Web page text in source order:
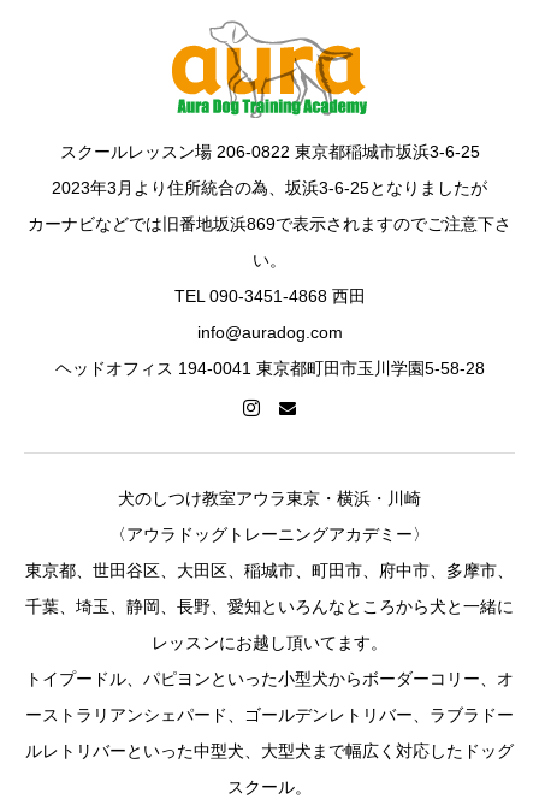
スクールレッスン場 206-0822 東京都稲城市坂浜3-6-25
2023年3月より住所統合の為、坂浜3-6-25となりましたが
カーナビなどでは旧番地坂浜869で表示されますのでご注意下さ
い。
TEL 090-3451-4868 西田
info@auradog.com
ヘッドオフィス 194-0041 東京都町田市玉川学園5-58-28
犬のしつけ教室アウラ東京・横浜・川崎
〈アウラドッグトレーニングアカデミー〉
東京都、世田谷区、大田区、稲城市、町田市、府中市、多摩市、
千葉、埼玉、静岡、長野、愛知といろんなところから犬と一緒に
レッスンにお越し頂いてます。
トイプードル、パピヨンといった小型犬からボーダーコリー、オ
ーストラリアンシェパード、ゴールデンレトリバー、ラブラドー
ルレトリバーといった中型犬、大型犬まで幅広く対応したドッグ
スクール。